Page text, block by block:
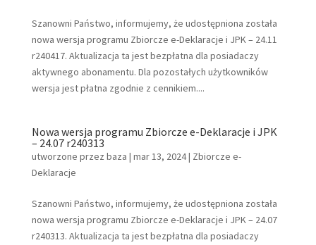
Szanowni Państwo, informujemy, że udostępniona została
nowa wersja programu Zbiorcze e-Deklaracje i JPK – 24.11
r240417. Aktualizacja ta jest bezpłatna dla posiadaczy
aktywnego abonamentu. Dla pozostałych użytkowników
wersja jest płatna zgodnie z cennikiem....
Nowa wersja programu Zbiorcze e-Deklaracje i JPK
– 24.07 r240313
utworzone przez baza | mar 13, 2024| Zbiorcze e-
Deklaracje
Szanowni Państwo, informujemy, że udostępniona została
nowa wersja programu Zbiorcze e-Deklaracje i JPK – 24.07
r240313. Aktualizacja ta jest bezpłatna dla posiadaczy